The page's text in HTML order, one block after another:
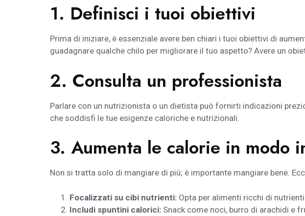
1. Definisci i tuoi obiettivi
Prima di iniziare, è essenziale avere ben chiari i tuoi obiettivi di
guadagnare qualche chilo per migliorare il tuo aspetto? Avere un
2. Consulta un professionista
Parlare con un nutrizionista o un dietista può fornirti indicazioni
che soddisfi le tue esigenze caloriche e nutrizionali.
3. Aumenta le calorie in modo
Non si tratta solo di mangiare di più; è importante mangiare bene.
Focalizzati su cibi nutrienti: Opta per alimenti ricchi di
Includi spuntini calorici: Snack come noci, burro di arachidi e